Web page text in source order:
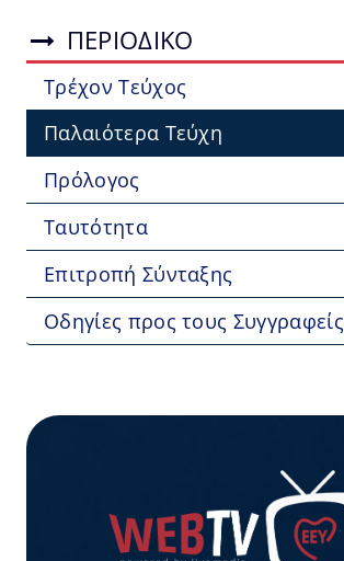
ΠΕΡΙΟΔΙΚΟ
Τρέχον Τεύχος
Παλαιότερα Τεύχη
Πρόλογος
Ταυτότητα
Επιτροπή Σύνταξης
Οδηγίες προς τους Συγγραφείς